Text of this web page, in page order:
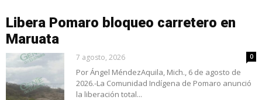
Libera Pomaro bloqueo carretero en
Maruata
7 agosto, 2026 0
Por Ángel MéndezAquila, Mich., 6 de agosto de
2026.-La Comunidad Indígena de Pomaro anunció
la liberación total...